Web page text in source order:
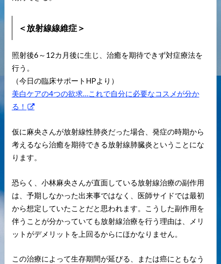
＜放射線線維症＞
照射後6～12カ月後に生じ、治癒を期待できず対症療法を
行う。
（今日の臨床サポートHPより）
美白ケアの4つの欲求…これで自分に必要なコスメが分か
る！
仮に麻央さんが放射線性肺炎だった場合、発症の時期から
考えるなら治癒を期待できる放射線肺臓炎ということにな
ります。
恐らく、小林麻央さんが直面している放射線治療の副作用
は、予期しなかった出来事ではなく、医師サイドでは最初
から想定していたことだと思われます。こうした副作用を
伴うことが分かっていても放射線治療を行う理由は、メリ
ットがデメリットを上回るからにほかなりません。
この治療によって生存期間が延びる、または癌にともなう